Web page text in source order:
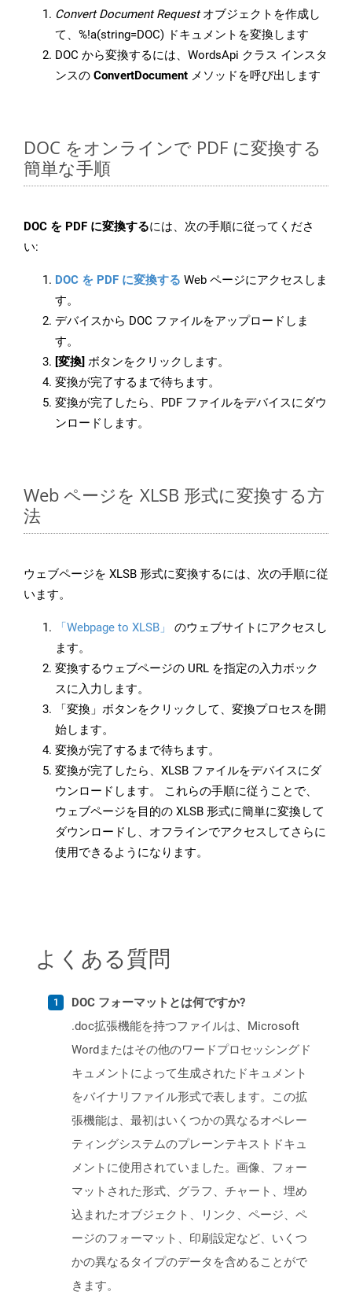
Convert Document Requestオブジェクトを作成し
て、%!a(string=DOC) ドキュメントを変換します
DOC から変換するには、WordsApi クラス インスタ
ンスの ConvertDocument メソッドを呼び出します
DOC をオンラインで PDF に変換する
簡単な手順
DOC を PDF に変換するには、次の手順に従ってくださ
い:
DOC を PDF に変換する Web ページにアクセスしま
す。
デバイスから DOC ファイルをアップロードしま
す。
[変換] ボタンをクリックします。
変換が完了するまで待ちます。
変換が完了したら、PDF ファイルをデバイスにダウ
ンロードします。
Web ページを XLSB 形式に変換する方
法
ウェブページを XLSB 形式に変換するには、次の手順に従
います。
「Webpage to XLSB」
のウェブサイトにアクセスし
ます。
変換するウェブページの URL を指定の入力ボック
スに入力します。
「変換」ボタンをクリックして、変換プロセスを開
始します。
変換が完了するまで待ちます。
変換が完了したら、XLSB ファイルをデバイスにダ
ウンロードします。 これらの手順に従うことで、
ウェブページを目的の XLSB 形式に簡単に変換して
ダウンロードし、オフラインでアクセスしてさらに
使用できるようになります。
よくある質問
DOC フォーマットとは何ですか?
.doc拡張機能を持つファイルは、Microsoft
Wordまたはその他のワードプロセッシングド
キュメントによって生成されたドキュメント
をバイナリファイル形式で表します。この拡
張機能は、最初はいくつかの異なるオペレー
ティングシステムのプレーンテキストドキュ
メントに使用されていました。画像、フォー
マットされた形式、グラフ、チャート、埋め
込まれたオブジェクト、リンク、ページ、ペ
ージのフォーマット、印刷設定など、いくつ
かの異なるタイプのデータを含めることがで
きます。